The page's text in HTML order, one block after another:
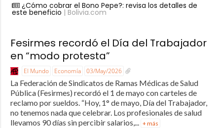
¿Cómo cobrar el Bono Pepe?: revisa los detalles de
este beneficio | Bolivia.com
Fesirmes recordó el Día del Trabajador
en “modo protesta”
El Mundo Economía 03/May/2026
La Federación de Sindicatos de Ramas Médicas de Salud
Pública (Fesirmes) recordó el 1 de mayo con carteles de
reclamo por sueldos. “Hoy, 1° de mayo, Día del Trabajador,
no tenemos nada que celebrar. Los profesionales de salud
llevamos 90 días sin percibir salarios,... + más